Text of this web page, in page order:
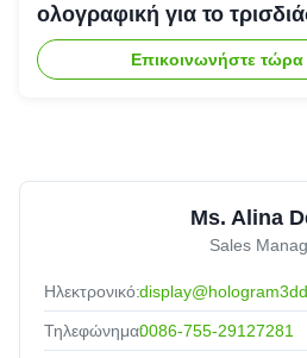
ολογραφική για το
σύστημα προβολέων
ολογραμμάτων
Επικοινωνήστε τώρα
Ms. Alina
Sales
Ηλεκτρονικό:
Τηλεφώνημα:0086-755-29127281